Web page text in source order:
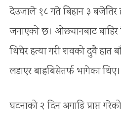
देउजाले १८ गते बिहान ३ बजेतिर
जनाएको छ। ओछ्यानबाट बाहिर
थिचेर हत्या गरी शवको दुवै हात
लडाएर बाह्रबिसेतर्फ भागेका थिए।
घटनाको २ दिन अगाडि प्राप्त